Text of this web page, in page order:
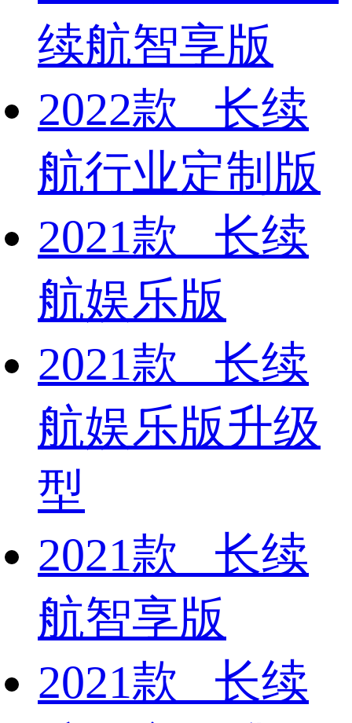
续航智享版
2022款 长续
航行业定制版
2021款 长续
航娱乐版
2021款 长续
航娱乐版升级
型
2021款 长续
航智享版
2021款 长续